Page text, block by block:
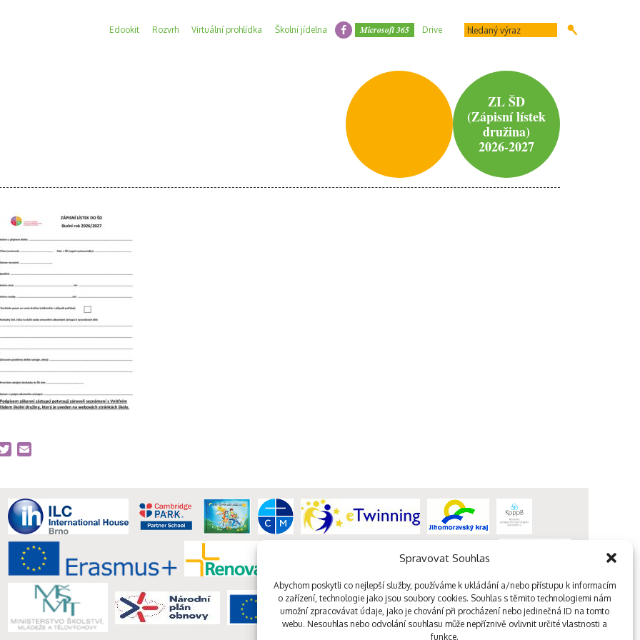
Spravovat Souhlas
Abychom poskytli co nejlepší služby, používáme k ukládání a/nebo přístupu k informacím
o zařízení, technologie jako jsou soubory cookies. Souhlas s těmito technologiemi nám
umožní zpracovávat údaje, jako je chování při procházení nebo jedinečná ID na tomto
webu. Nesouhlas nebo odvolání souhlasu může nepříznivě ovlivnit určité vlastnosti a
funkce.
Edookit Rozvrh Virtuální prohlídka Školní jídelna Microsoft 365 Drive
ZL ŠD
(Zápisní lístek
družina)
2026-2027
Twitter